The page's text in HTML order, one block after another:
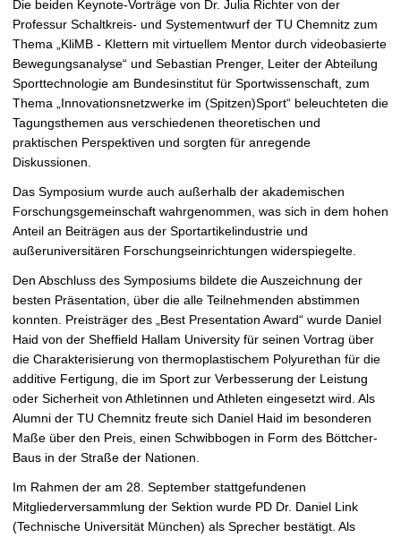
Die beiden Keynote-Vorträge von Dr. Julia Richter von der
Professur Schaltkreis- und Systementwurf der TU Chemnitz zum
Thema „KliMB - Klettern mit virtuellem Mentor durch videobasierte
Bewegungsanalyse“ und Sebastian Prenger, Leiter der Abteilung
Sporttechnologie am Bundesinstitut für Sportwissenschaft, zum
Thema „Innovationsnetzwerke im (Spitzen)Sport“ beleuchteten die
Tagungsthemen aus verschiedenen theoretischen und
praktischen Perspektiven und sorgten für anregende
Diskussionen.
Das Symposium wurde auch außerhalb der akademischen
Forschungsgemeinschaft wahrgenommen, was sich in dem hohen
Anteil an Beiträgen aus der Sportartikelindustrie und
außeruniversitären Forschungseinrichtungen widerspiegelte.
Den Abschluss des Symposiums bildete die Auszeichnung der
besten Präsentation, über die alle Teilnehmenden abstimmen
konnten. Preisträger des „Best Presentation Award“ wurde Daniel
Haid von der Sheffield Hallam University für seinen Vortrag über
die Charakterisierung von thermoplastischem Polyurethan für die
additive Fertigung, die im Sport zur Verbesserung der Leistung
oder Sicherheit von Athletinnen und Athleten eingesetzt wird. Als
Alumni der TU Chemnitz freute sich Daniel Haid im besonderen
Maße über den Preis, einen Schwibbogen in Form des Böttcher-
Baus in der Straße der Nationen.
Im Rahmen der am 28. September stattgefundenen
Mitgliederversammlung der Sektion wurde PD Dr. Daniel Link
(Technische Universität München) als Sprecher bestätigt. Als